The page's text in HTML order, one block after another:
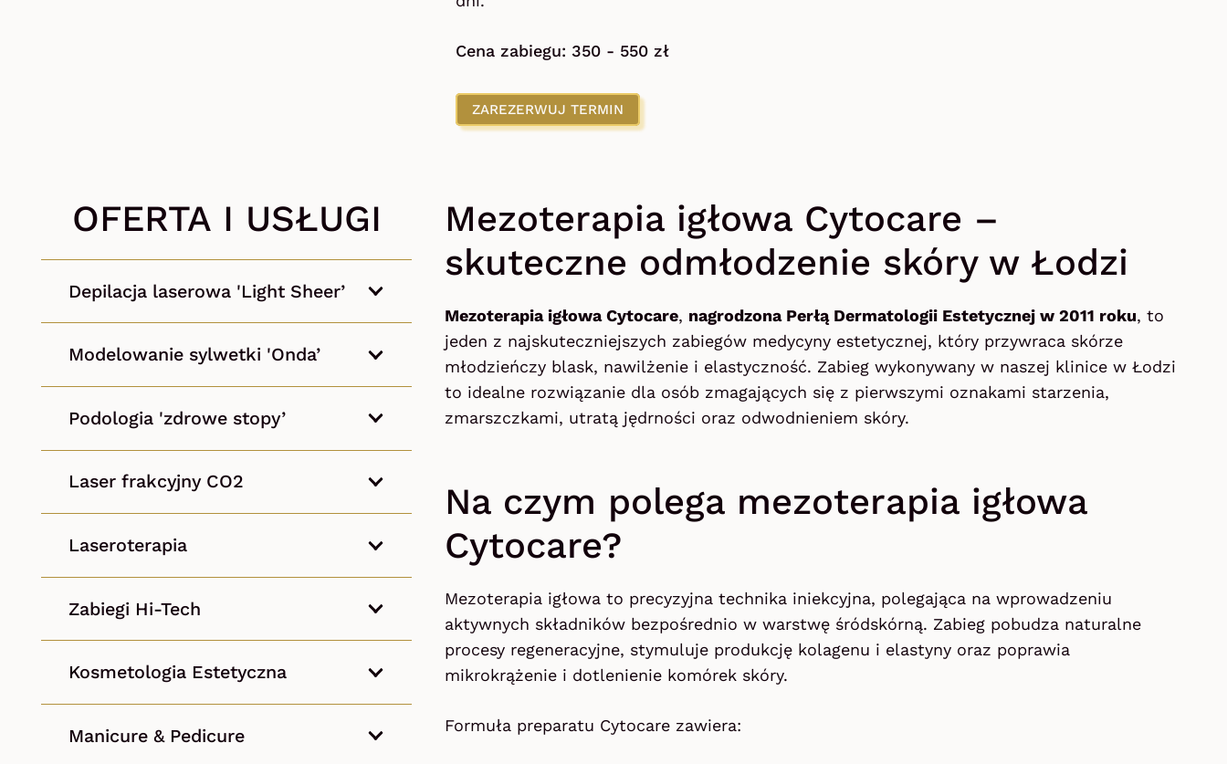
Cena zabiegu: 350 - 550 zł
ZAREZERWUJ TERMIN
OFERTA I USŁUGI
Depilacja laserowa 'Light Sheer’
Modelowanie sylwetki 'Onda’
Podologia 'zdrowe stopy’
Laser frakcyjny CO2
Laseroterapia
Zabiegi Hi-Tech
Kosmetologia Estetyczna
Manicure & Pedicure
Mezoterapia igłowa Cytocare –
skuteczne odmłodzenie skóry w Łodzi
Mezoterapia igłowa Cytocare, nagrodzona Perłą Dermatologii Estetycznej w 2011 roku, to
jeden z najskuteczniejszych zabiegów medycyny estetycznej, który przywraca skórze
młodzieńczy blask, nawilżenie i elastyczność. Zabieg wykonywany w naszej klinice w Łodzi
to idealne rozwiązanie dla osób zmagających się z pierwszymi oznakami starzenia,
zmarszczkami, utratą jędrności oraz odwodnieniem skóry.
Na czym polega mezoterapia igłowa
Cytocare?
Mezoterapia igłowa to precyzyjna technika iniekcyjna, polegająca na wprowadzeniu
aktywnych składników bezpośrednio w warstwę śródskórną. Zabieg pobudza naturalne
procesy regeneracyjne, stymuluje produkcję kolagenu i elastyny oraz poprawia
mikrokrążenie i dotlenienie komórek skóry.
Formuła preparatu Cytocare zawiera: